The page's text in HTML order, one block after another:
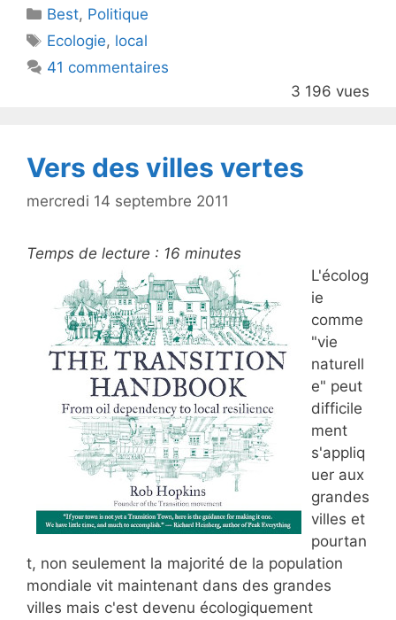
er e
b
o
Catégories
Best, Politique
Étiquettes
Ecologie, local
41 commentaires
3 196 vues
Vers des villes vertes
mercredi 14 septembre 2011
Temps de lecture : 16 minutes
L'écolog
ie
comme
"vie
naturell
e" peut
difficile
ment
s'appliq
uer aux
grandes
villes et
pourtan
t, non seulement la majorité de la population
mondiale vit maintenant dans des grandes
villes mais c'est devenu écologiquement